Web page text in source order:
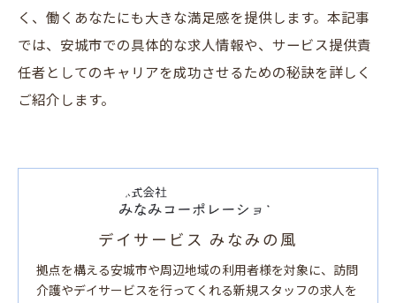
く、働くあなたにも大きな満足感を提供します。本記事
では、安城市での具体的な求人情報や、サービス提供責
任者としてのキャリアを成功させるための秘訣を詳しく
ご紹介します。
デイサービス みなみの風
拠点を構える安城市や周辺地域の利用者様を対象に、訪問
介護やデイサービスを行ってくれる新規スタッフの求人を